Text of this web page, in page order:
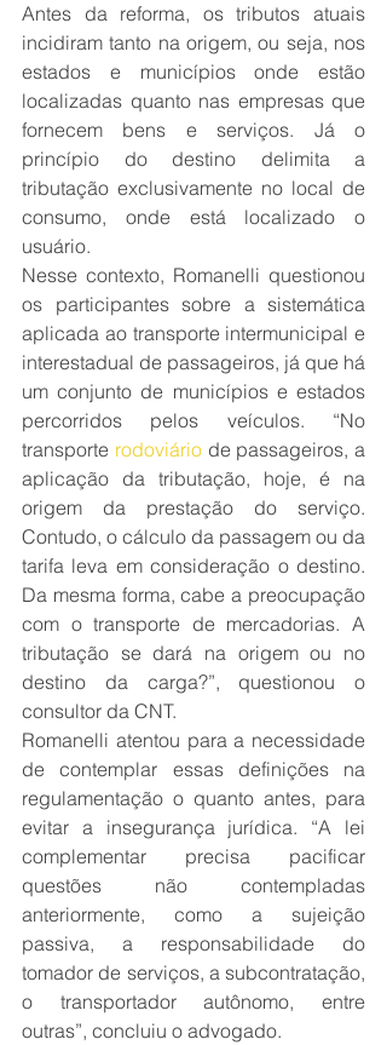
Antes da reforma, os tributos atuais
incidiram tanto na origem, ou seja, nos
estados e municípios onde estão
localizadas quanto nas empresas que
fornecem bens e serviços. Já o
princípio do destino delimita a
tributação exclusivamente no local de
consumo, onde está localizado o
usuário.
Nesse contexto, Romanelli questionou
os participantes sobre a sistemática
aplicada ao transporte intermunicipal e
interestadual de passageiros, já que há
um conjunto de municípios e estados
percorridos pelos veículos. “No
transporte rodoviário de passageiros, a
aplicação da tributação, hoje, é na
origem da prestação do serviço.
Contudo, o cálculo da passagem ou da
tarifa leva em consideração o destino.
Da mesma forma, cabe a preocupação
com o transporte de mercadorias. A
tributação se dará na origem ou no
destino da carga?”, questionou o
consultor da CNT.
Romanelli atentou para a necessidade
de contemplar essas definições na
regulamentação o quanto antes, para
evitar a insegurança jurídica. “A lei
complementar precisa pacificar
questões não contempladas
anteriormente, como a sujeição
passiva, a responsabilidade do
tomador de serviços, a subcontratação,
o transportador autônomo, entre
outras”, concluiu o advogado.